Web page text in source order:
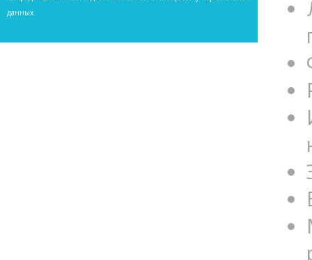
данных.